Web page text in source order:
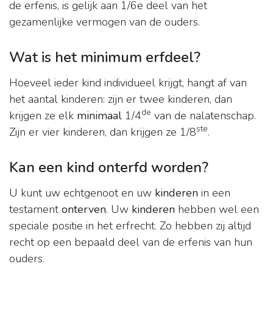
de erfenis, is gelijk aan 1/6e deel van het
gezamenlijke vermogen van de ouders.
Wat is het minimum erfdeel?
Hoeveel ieder kind individueel krijgt, hangt af van
het aantal kinderen: zijn er twee kinderen, dan
krijgen ze elk minimaal 1/4de van de nalatenschap.
Zijn er vier kinderen, dan krijgen ze 1/8ste.
Kan een kind onterfd worden?
U kunt uw echtgenoot en uw kinderen in een
testamentonterven. Uw kinderen hebben wel een
speciale positie in het erfrecht. Zo hebben zij altijd
recht op een bepaald deel van de erfenis van hun
ouders.